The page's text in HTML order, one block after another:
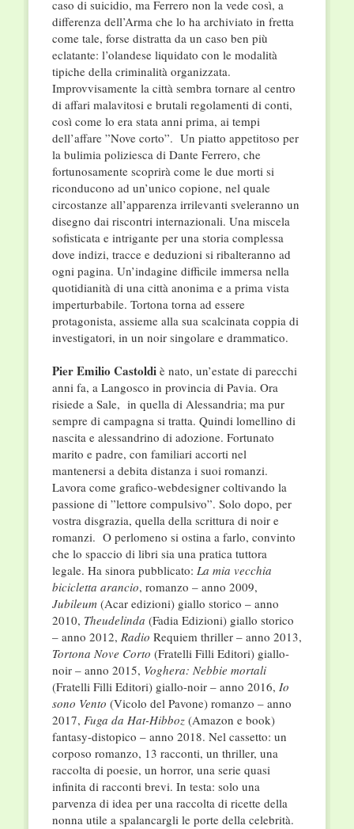
caso di suicidio, ma Ferrero non la vede così, a
differenza dell’Arma che lo ha archiviato in fretta
come tale, forse distratta da un caso ben più
eclatante: l’olandese liquidato con le modalità
tipiche della criminalità organizzata.
Improvvisamente la città sembra tornare al centro
di affari malavitosi e brutali regolamenti di conti,
così come lo era stata anni prima, ai tempi
dell’affare ”Nove corto”. Un piatto appetitoso per
la bulimia poliziesca di Dante Ferrero, che
fortunosamente scoprirà come le due morti si
riconducono ad un’unico copione, nel quale
circostanze all’apparenza irrilevanti sveleranno un
disegno dai riscontri internazionali. Una miscela
sofisticata e intrigante per una storia complessa
dove indizi, tracce e deduzioni si ribalteranno ad
ogni pagina. Un’indagine difficile immersa nella
quotidianità di una città anonima e a prima vista
imperturbabile. Tortona torna ad essere
protagonista, assieme alla sua scalcinata coppia di
investigatori, in un noir singolare e drammatico.
Pier Emilio Castoldi è nato, un’estate di parecchi
anni fa, a Langosco in provincia di Pavia. Ora
risiede a Sale, in quella di Alessandria; ma pur
sempre di campagna si tratta. Quindi lomellino di
nascita e alessandrino di adozione. Fortunato
marito e padre, con familiari accorti nel
mantenersi a debita distanza i suoi romanzi.
Lavora come grafico-webdesigner coltivando la
passione di ”lettore compulsivo”. Solo dopo, per
vostra disgrazia, quella della scrittura di noir e
romanzi. O perlomeno si ostina a farlo, convinto
che lo spaccio di libri sia una pratica tuttora
legale. Ha sinora pubblicato: La mia vecchia
bicicletta arancio, romanzo – anno 2009,
Jubileum(Acar edizioni) giallo storico – anno
2010, Theudelinda (Fadia Edizioni) giallo storico
– anno 2012, Radio Requiem thriller – anno 2013,
Tortona Nove Corto (Fratelli Filli Editori) giallo-
noir – anno 2015, Voghera: Nebbie mortali
(Fratelli Filli Editori) giallo-noir – anno 2016, Io
sono Vento (Vicolo del Pavone) romanzo – anno
2017, Fuga da Hat-Hibboz(Amazon e book)
fantasy-distopico – anno 2018. Nel cassetto: un
corposo romanzo, 13 racconti, un thriller, una
raccolta di poesie, un horror, una serie quasi
infinita di racconti brevi. In testa: solo una
parvenza di idea per una raccolta di ricette della
nonna utile a spalancargli le porte della celebrità.